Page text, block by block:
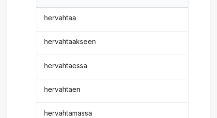
hervahtaa
hervahtaakseen
hervahtaessa
hervahtaen
hervahtamassa